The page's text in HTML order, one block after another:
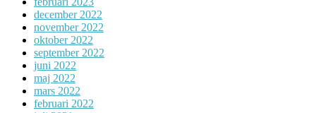
december 2022
november 2022
oktober 2022
september 2022
juni 2022
maj 2022
mars 2022
februari 2022